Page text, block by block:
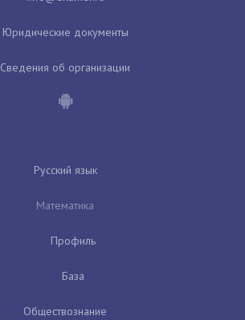
Юридические документы
Сведения об организации
Русский язык
Математика
Профиль
База
Обществознание